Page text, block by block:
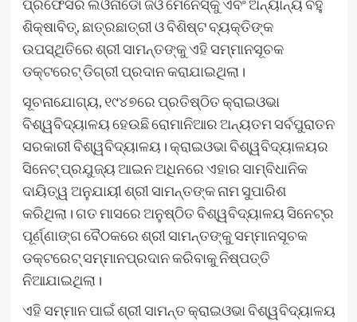
ପ୍ରଫେସର ଲିଓନାର୍ଡୋ ଜିଓ ମେନେସ୍କୁ ଏବଂ ଅନ୍ୟାନ୍ୟ ବହୁ
ଶିକ୍ଷାବିତ୍‍, ଛାତ୍ରଛାତ୍ରୀ ଓ ବିଶିଷ୍ଟ ବ୍ୟକ୍ତିଙ୍କ
ଉପସ୍ଥିତିରେ ଶ୍ରୀ ସାମନ୍ତଙ୍କୁ ଏହି ସମ୍ମାନସୂଚକ
ଡକ୍ଟରେଟ୍‍ ଡିଗ୍ରୀ ପ୍ରଦାନ କରାଯାଇଥିଲା।
ସୂଚନାଯୋଗ୍ୟ, ୧୯୪୭ରେ ପ୍ରତିଷ୍ଠିତ କ୍ରାଇଓଭା
ବିଶ୍ୱବିଦ୍ୟାଳୟ ହେଉଛି ରୋମାନିଆର ଅନ୍ୟତମ ସର୍ବପୁରାତନ
ସରକାରୀ ବିଶ୍ୱବିଦ୍ୟାଳୟ। କ୍ରାଇଓଭା ବିଶ୍ୱବିଦ୍ୟାଳୟର
ସିନେଟ୍ ପ୍ରଯୁଜ୍ୟ ଆଇନ ଅଧିନରେ ଏହାର ସାମ୍ବିଧାନିକ
ଦାୟିତ୍ୱ ଅନୁଯାୟୀ ଶ୍ରୀ ସାମନ୍ତଙ୍କ ନାମ ସୁପାରିଶ
କରିଥିଲା। ଗତ ମାସରେ ଅନୁଷ୍ଠିତ ବିଶ୍ୱବିଦ୍ୟାଳୟ ସିନେଟ୍‍ର
ପୂର୍ଣ୍ଣାଙ୍ଗ ବୈଠକରେ ଶ୍ରୀ ସାମନ୍ତଙ୍କୁ ସମ୍ମାନସୂଚକ
ଡକ୍ଟରେଟ୍‍ ସମ୍ମାନପ୍ରଦାନ କରିବାକୁ ନିଷ୍ପତ୍ତି
ନିଆଯାଇଥିଲା।
ଏହି ସମ୍ମାନ ପାଇଁ ଶ୍ରୀ ସାମନ୍ତ କ୍ରାଇଓଭା ବିଶ୍ୱବିଦ୍ୟାଳୟ